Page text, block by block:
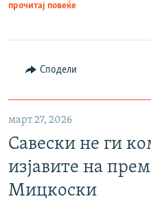
прочитај повеќе
Сподели
март 27, 2026
Савески не ги
изјавите на
Мицкоски